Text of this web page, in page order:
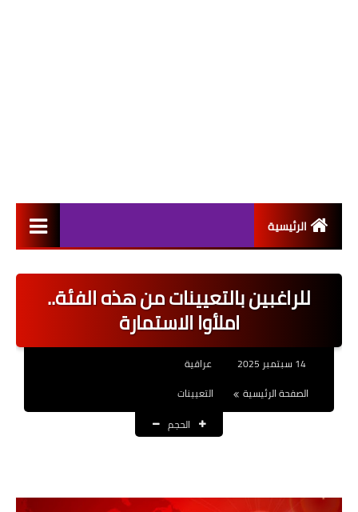
الرئيسية
اخبار القطاع العام
اخبار القطاع الخاص
العقود والاجور اليومية
للراغبين بالتعيينات من هذه الفئة..
املأوا الاستمارة
14 سبتمبر 2025
عراقية
الصفحة الرئيسية
التعيينات
الحجم